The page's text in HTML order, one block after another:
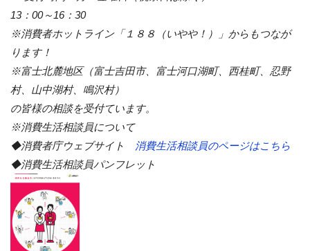
13：00～16：30
※消費者ホットライン「１８８（いやや！）」からもつなが
ります！
※富士北麓地区（富士吉田市、富士河口湖町、西桂町、忍野
村、山中湖村、鳴沢村）
の皆様の相談を受付ています。
※消費生活相談員について
◆消費者庁ウェブサイト
消費生活相談員のページはこちら
◆消費生活相談員パンフレット